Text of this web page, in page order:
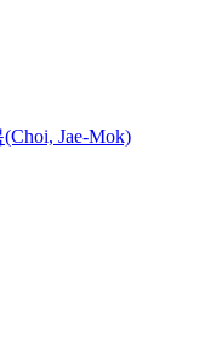
Jae-Mok)